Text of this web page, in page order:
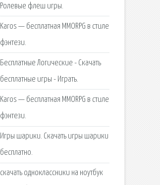
Ролевые флеш игры.
Karos — бесплатная MMORPG в стиле
фэнтези.
Бесплатные Логические - Скачать
бесплатные игры - Играть.
Karos — бесплатная MMORPG в стиле
фэнтези.
Игры шарики. Скачать игры шарики
бесплатно.
скачать одноклассники на ноутбук